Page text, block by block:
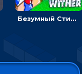
Безумный Стив ИО: расти, чтобы сражаться с врагами